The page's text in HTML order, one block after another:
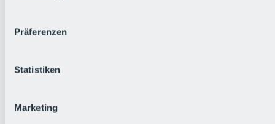
Präferenzen
Statistiken
Marketing